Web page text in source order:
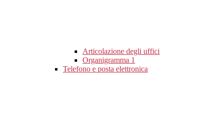
Articolazione degli uffici
Organigramma 1
Telefono e posta elettronica